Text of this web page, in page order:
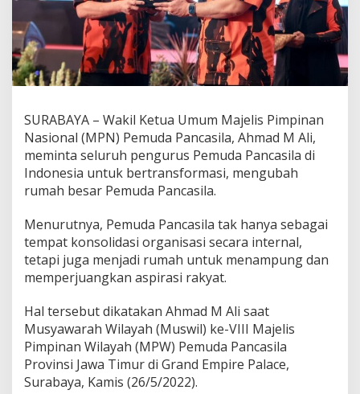
k
a
n
K
o
m
m
e
n
J
a
d
R
u
m
h
e
r
j
a
n
SURABAYA – Wakil Ketua Umum Majelis Pimpinan
Nasional (MPN) Pemuda Pancasila, Ahmad M Ali,
meminta seluruh pengurus Pemuda Pancasila di
Indonesia untuk bertransformasi, mengubah
rumah besar Pemuda Pancasila.
Menurutnya, Pemuda Pancasila tak hanya sebagai
tempat konsolidasi organisasi secara internal,
tetapi juga menjadi rumah untuk menampung dan
memperjuangkan aspirasi rakyat.
Hal tersebut dikatakan Ahmad M Ali saat
Musyawarah Wilayah (Muswil) ke-VIII Majelis
Pimpinan Wilayah (MPW) Pemuda Pancasila
Provinsi Jawa Timur di Grand Empire Palace,
Surabaya, Kamis (26/5/2022).